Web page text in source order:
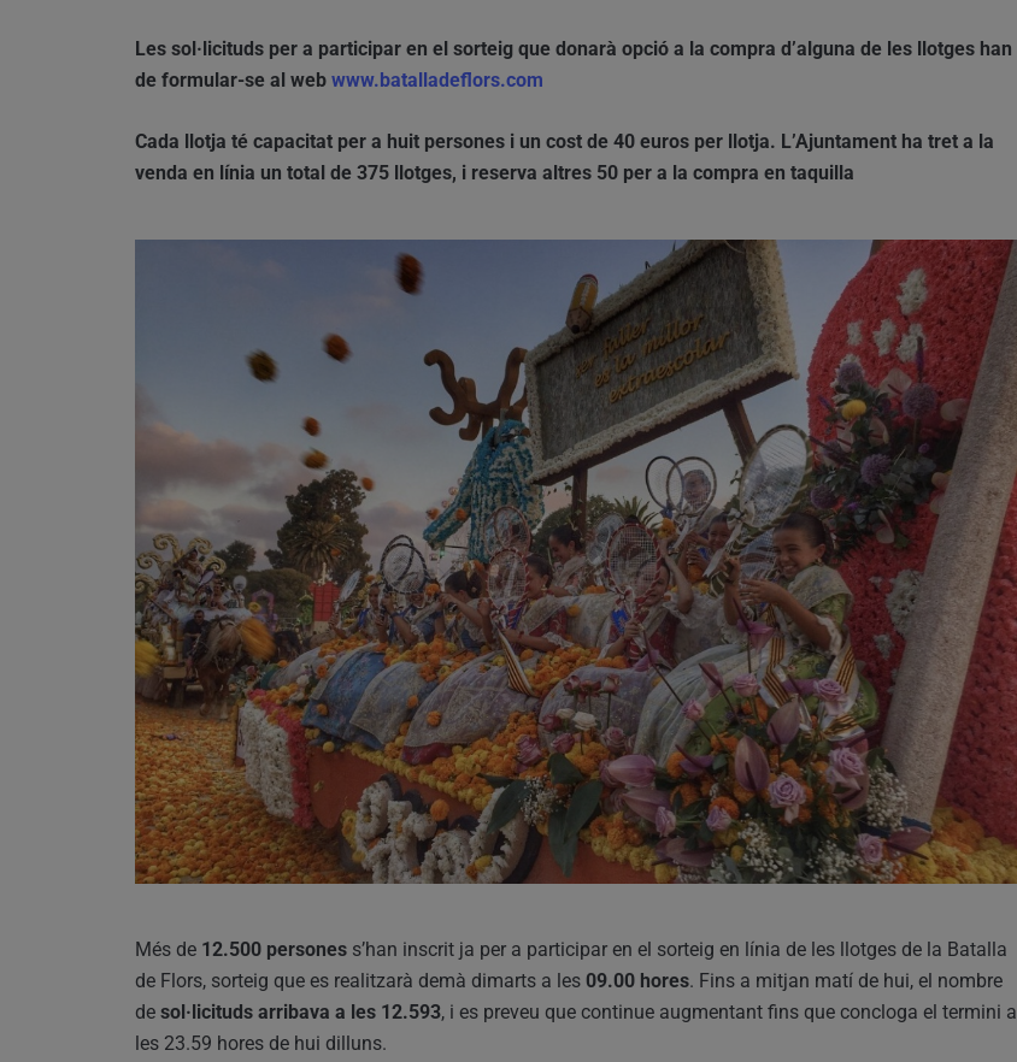
Les sol·licituds per a participar en el sorteig que donarà opció a la compra d’alguna de les llotges han
de formular-se al web www.batalladeflors.com
Cada llotja té capacitat per a huit persones i un cost de 40 euros per llotja. L’Ajuntament ha tret a la
venda en línia un total de 375 llotges, i reserva altres 50 per a la compra en taquilla
Més de 12.500 persones s’han inscrit ja per a participar en el sorteig en línia de les llotges de la Batalla
de Flors, sorteig que es realitzarà demà dimarts a les 09.00 hores. Fins a mitjan matí de hui, el nombre
de sol·licituds arribava a les 12.593, i es preveu que continue augmentant fins que concloga el termini a
les 23.59 hores de hui dilluns.